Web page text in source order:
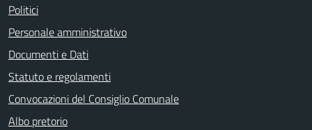
Politici
Personale amministrativo
Documenti e Dati
Statuto e regolamenti
Convocazioni del Consiglio Comunale
Albo pretorio